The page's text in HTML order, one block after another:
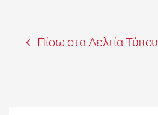
Πίσω στα Δελτία Τύπου